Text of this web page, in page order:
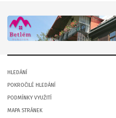
HLEDÁNÍ
POKROČILÉ HLEDÁNÍ
PODMÍNKY VYUŽITÍ
MAPA STRÁNEK